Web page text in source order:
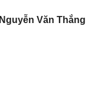
Nguyễn Văn Thắng